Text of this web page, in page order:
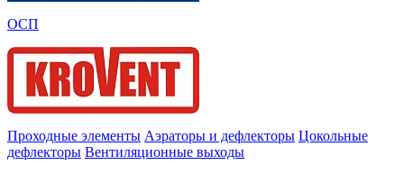
ОСП
Проходные элементы Аэраторы и дефлекторы Цокольные
дефлекторы Вентиляционные выходы